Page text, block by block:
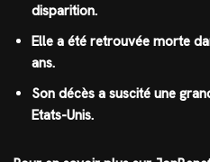
disparition.
Elle a été retrouvée morte
ans.
Son décès a suscité une
Etats-Unis.